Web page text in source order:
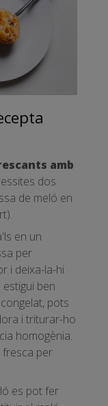
amb
dos
de meló en
en un
per
i deixa-la-hi
ben
pots
i triturar-ho
homogènia.
fresca per
es pot fer